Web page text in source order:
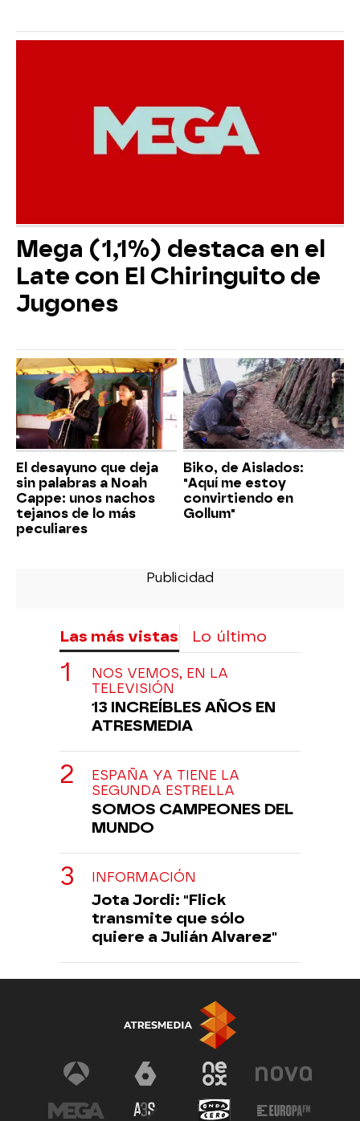
Mega (1,1%) destaca en el
Late con El Chiringuito de
Jugones
El desayuno que deja
sin palabras a Noah
Cappe: unos nachos
tejanos de lo más
peculiares
Biko, de Aislados:
"Aquí me estoy
convirtiendo en
Gollum"
Las más vistas Lo último
NOS VEMOS, EN LA
TELEVISIÓN
13 INCREÍBLES AÑOS EN
ATRESMEDIA
ESPAÑA YA TIENE LA
SEGUNDA ESTRELLA
SOMOS CAMPEONES DEL
MUNDO
INFORMACIÓN
Jota Jordi: "Flick
transmite que sólo
quiere a Julián Alvarez"